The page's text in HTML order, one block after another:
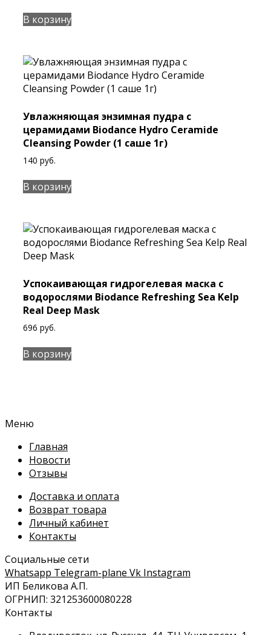
В корзину
Увлажняющая энзимная пудра с
церамидами Biodance Hydro Ceramide
Cleansing Powder (1 cаше 1г)
140 руб.
В корзину
Успокаивающая гидрогелевая маска с
водорослями Biodance Refreshing Sea Kelp
Real Deep Mask
696 руб.
В корзину
Меню
Главная
Новости
Отзывы
Доставка и оплата
Возврат товара
Личный кабинет
Контакты
Социальные сети
Whatsapp Telegram-plane Vk Instagram
ИП Беликова А.П.
ОГРНИП: 321253600080228
Контакты